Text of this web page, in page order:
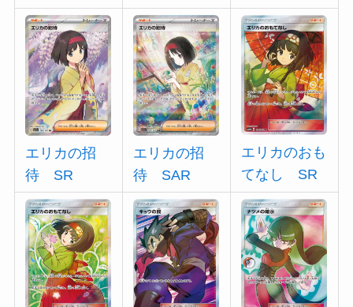
エリカの招
待 SR
エリカの招
待 SAR
エリカのおも
てなし SR